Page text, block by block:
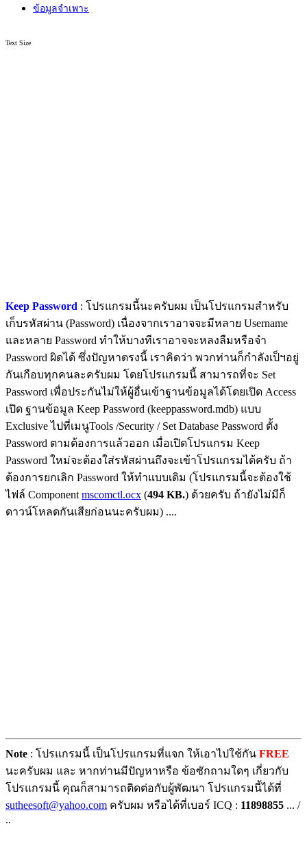
ข้อมูลจำเพาะ
Text Size
Keep Password : โปรแกรมนี้นะครับผม เป็นโปรแกรมสำหรับ
เก็บรหัสผ่าน (Password) เนื่องจากเราอาจจะมีหลาย Username
และหลาย Password ทำให้บางทีเราอาจจะหลงลืมหรือจำ
Password ผิดได้ ซึ่งปัญหาตรงนี้ เราคิดว่า พวกท่านก็กำลังเป็ฯอยู่
กันเกือบทุกคนละครับผม โดยโปรแกรมนี้ สามารถที่จะ Set
Password เพื่อประกันไม่ให้ผู้อื่นเข้าฐานข้อมูลได้โดยเปิด Access
เปิด ฐานข้อมูล Keep Password (keeppassword.mdb) แบบ
Exclusive ไปที่เมนูTools /Security / Set Database Password ตั้ง
Password ตามต้องการแล้วออก เมื่อเปิดโปรแกรม Keep
Password ใหม่จะต้องใส่รหัสผ่านถึงจะเข้าโปรแกรมได้ครับ ถ้า
ต้องการยกเลิก Password ให้ทำแบบเดิม (โปรแกรมนี้จะต้องใช้
ไฟล์ Componentmscomctl.ocx (494 KB.) ด้วยครับ ถ้ายังไม่มีก็
ดาวน์โหลดกันเสียก่อนนะครับผม) ....
Note : โปรแกรมนี้ เป็นโปรแกรมที่แจก ให้เอาไปใช้กัน FREE
นะครับผม และ หากท่านมีปัญหาหรือ ข้อซักถามใดๆ เกี่ยวกับ
โปรแกรมนี้ คุณก็สามารถติดต่อกับผู้พัฒนา โปรแกรมนี้ได้ที่
sutheesoft@yahoo.com ครับผม หรือได้ที่เบอร์ ICQ : 11898855 ... /
..